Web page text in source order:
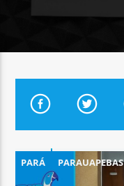
CURRENT TRACK
ARARA AZUL FM
PARÁ PARAUAPEBAS